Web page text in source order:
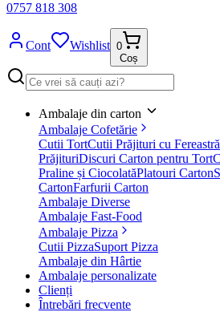
0757 818 308
Cont Wishlist 0
Coș
Ambalaje din carton
Ambalaje Cofetărie
Cutii TortCutii Prăjituri cu
PrăjituriDiscuri Carton pentru Tort
Praline și CiocolatăPlatouri Carton
CartonFarfurii Carton
Ambalaje Diverse
Ambalaje Fast-Food
Ambalaje Pizza
Cutii PizzaSuport Pizza
Ambalaje din Hârtie
Ambalaje personalizate
Clienți
Întrebări frecvente